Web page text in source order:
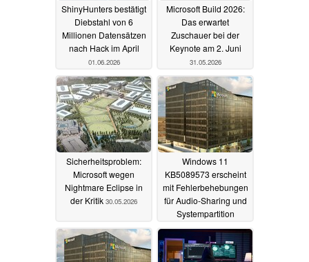
ShinyHunters bestätigt
Diebstahl von 6
Millionen Datensätzen
nach Hack im April
01.06.2026
Microsoft Build 2026:
Das erwartet
Zuschauer bei der
Keynote am 2. Juni
31.05.2026
Sicherheitsproblem:
Microsoft wegen
Nightmare Eclipse in
der Kritik 30.05.2026
Windows 11
KB5089573 erscheint
mit Fehlerbehebungen
für Audio-Sharing und
Systempartition
27.05.2026